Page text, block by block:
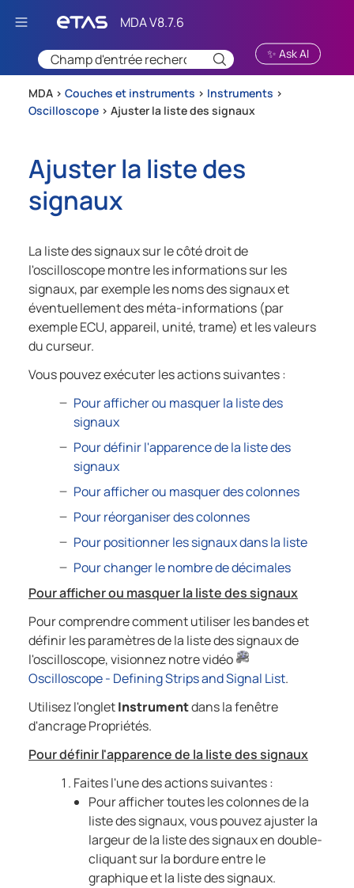
Passer au contenu principal
✨ Ask AI
MDA > Couches et instruments > Instruments >
Oscilloscope > Ajuster la liste des signaux
Ajuster la liste des
signaux
La liste des signaux sur le côté droit de
l'oscilloscope montre les informations sur les
signaux, par exemple les noms des signaux et
éventuellement des méta-informations (par
exemple ECU, appareil, unité, trame) et les valeurs
du curseur.
Vous pouvez exécuter les actions suivantes :
Pour afficher ou masquer la liste des
signaux
Pour définir l'apparence de la liste des
signaux
Pour afficher ou masquer des colonnes
Pour réorganiser des colonnes
Pour positionner les signaux dans la liste
Pour changer le nombre de décimales
Pour afficher ou masquer la liste des signaux
Pour comprendre comment utiliser les bandes et
définir les paramètres de la liste des signaux de
l'oscilloscope, visionnez notre vidéo
Oscilloscope - Defining Strips and Signal List.
Utilisez l'ongletInstrumentdans la fenêtre
d'ancrage Propriétés.
Pour définir l'apparence de la liste des signaux
Faites l'une des actions suivantes :
Pour afficher toutes les colonnes de la
liste des signaux, vous pouvez ajuster la
largeur de la liste des signaux en double-
cliquant sur la bordure entre le
graphique et la liste des signaux.